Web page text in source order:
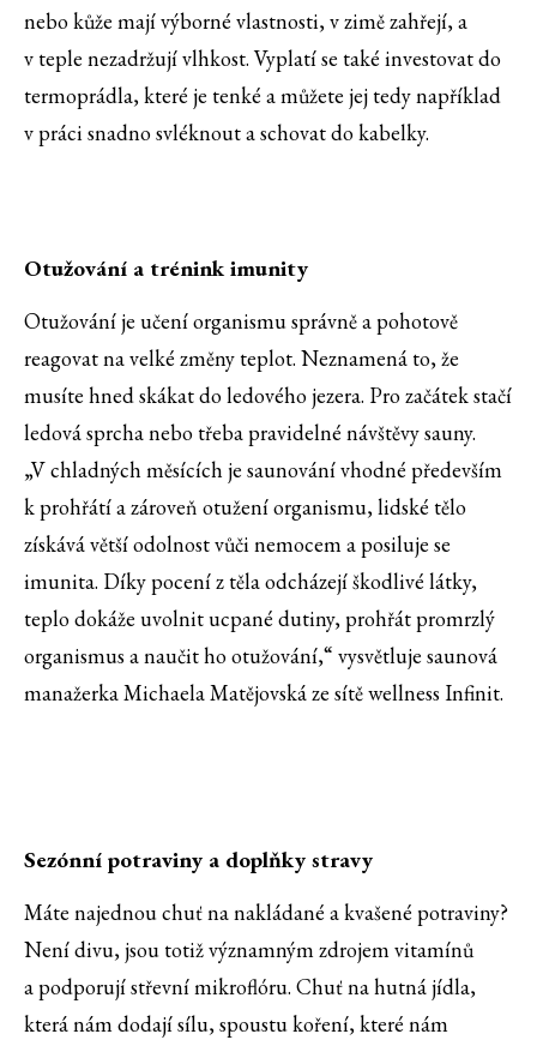
nebo kůže mají výborné vlastnosti, v zimě zahřejí, a
v teple nezadržují vlhkost. Vyplatí se také investovat do
termoprádla, které je tenké a můžete jej tedy například
v práci snadno svléknout a schovat do kabelky.
Otužování a trénink imunity
Otužování je učení organismu správně a pohotově
reagovat na velké změny teplot. Neznamená to, že
musíte hned skákat do ledového jezera. Pro začátek stačí
ledová sprcha nebo třeba pravidelné návštěvy sauny.
„V chladných měsících je saunování vhodné především
k prohřátí a zároveň otužení organismu, lidské tělo
získává větší odolnost vůči nemocem a posiluje se
imunita. Díky pocení z těla odcházejí škodlivé látky,
teplo dokáže uvolnit ucpané dutiny, prohřát promrzlý
organismus a naučit ho otužování,“ vysvětluje saunová
manažerka Michaela Matějovská ze sítě wellness Infinit.
Sezónní potraviny a doplňky stravy
Máte najednou chuť na nakládané a kvašené potraviny?
Není divu, jsou totiž významným zdrojem vitamínů
a podporují střevní mikroflóru. Chuť na hutná jídla,
která nám dodají sílu, spoustu koření, které nám